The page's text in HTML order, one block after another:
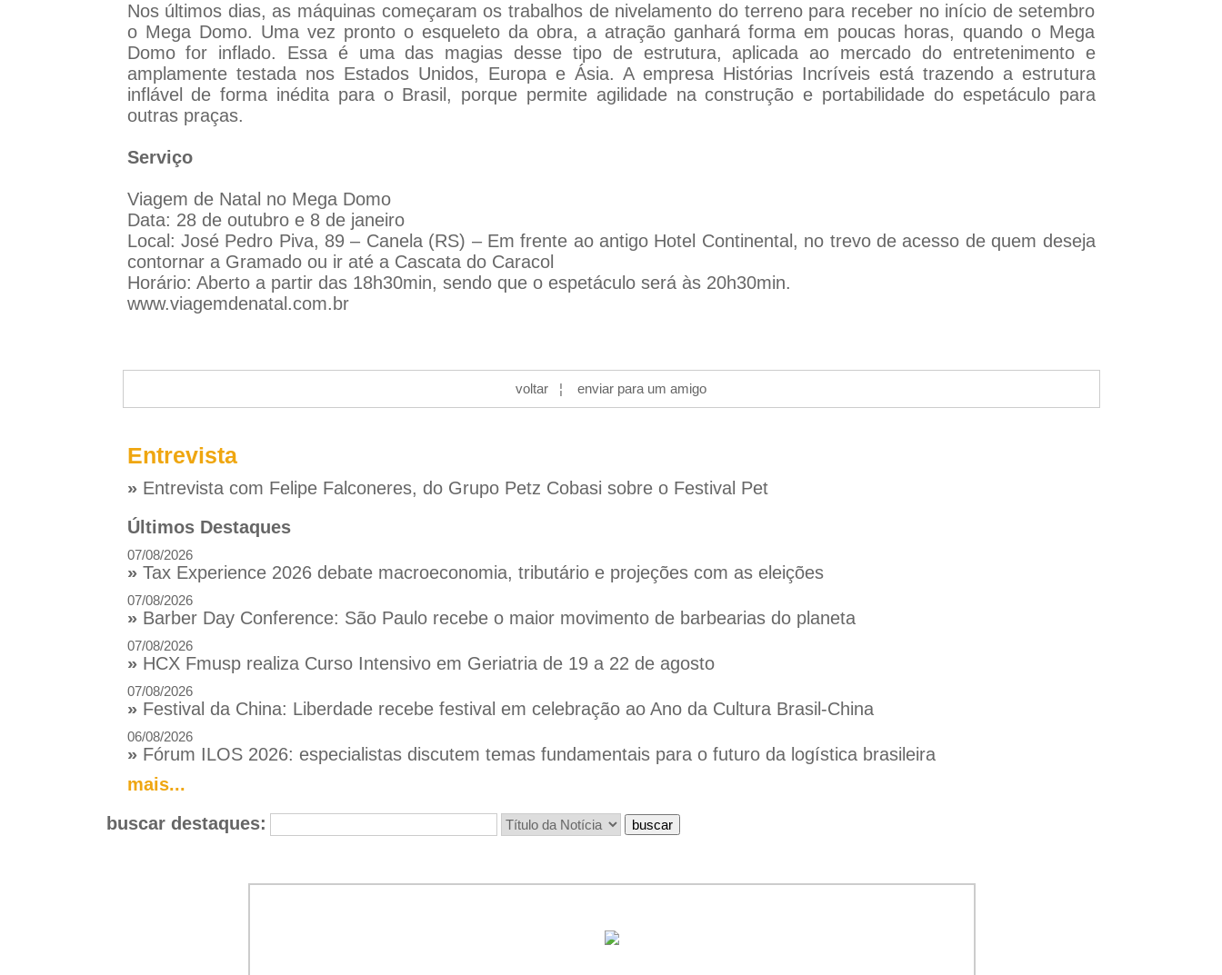
Nos últimos dias, as máquinas começaram os trabalhos de nivelamento do terreno para receber no início de setembro
o Mega Domo. Uma vez pronto o esqueleto da obra, a atração ganhará forma em poucas horas, quando o Mega
Domo for inflado. Essa é uma das magias desse tipo de estrutura, aplicada ao mercado do entretenimento e
amplamente testada nos Estados Unidos, Europa e Ásia. A empresa Histórias Incríveis está trazendo a estrutura
inflável de forma inédita para o Brasil, porque permite agilidade na construção e portabilidade do espetáculo para
outras praças.
Serviço
Viagem de Natal no Mega Domo
Data: 28 de outubro e 8 de janeiro
Local: José Pedro Piva, 89 – Canela (RS) – Em frente ao antigo Hotel Continental, no trevo de acesso de quem deseja
contornar a Gramado ou ir até a Cascata do Caracol
Horário: Aberto a partir das 18h30min, sendo que o espetáculo será às 20h30min.
www.viagemdenatal.com.br
voltar ¦ enviar para um amigo
Entrevista
» Entrevista com Felipe Falconeres, do Grupo Petz Cobasi sobre o Festival Pet
Últimos Destaques
07/08/2026
» Tax Experience 2026 debate macroeconomia, tributário e projeções com as eleições
07/08/2026
» Barber Day Conference: São Paulo recebe o maior movimento de barbearias do planeta
07/08/2026
» HCX Fmusp realiza Curso Intensivo em Geriatria de 19 a 22 de agosto
07/08/2026
» Festival da China: Liberdade recebe festival em celebração ao Ano da Cultura Brasil-China
06/08/2026
» Fórum ILOS 2026: especialistas discutem temas fundamentais para o futuro da logística brasileira
mais...
buscar destaques: